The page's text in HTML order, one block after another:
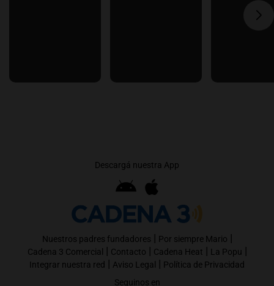
Descargá nuestra App
Nuestros padres fundadores | Por siempre Mario |
Cadena 3 Comercial | Contacto | Cadena Heat | La Popu |
Integrar nuestra red | Aviso Legal | Política de Privacidad
Seguinos en